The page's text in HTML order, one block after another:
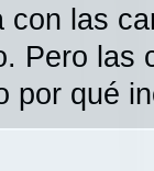
con las
Pero las
por qué